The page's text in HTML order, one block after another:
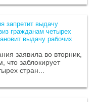
запретит выдачу
гражданам четырех
выдачу рабочих
заявила во вторник,
что заблокирует
стран...